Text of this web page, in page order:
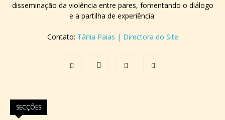
disseminação da violência entre pares, fomentando o diálogo
e a partilha de experiência.
Contato: Tânia Paias | Directora do Site
SECÇÕES